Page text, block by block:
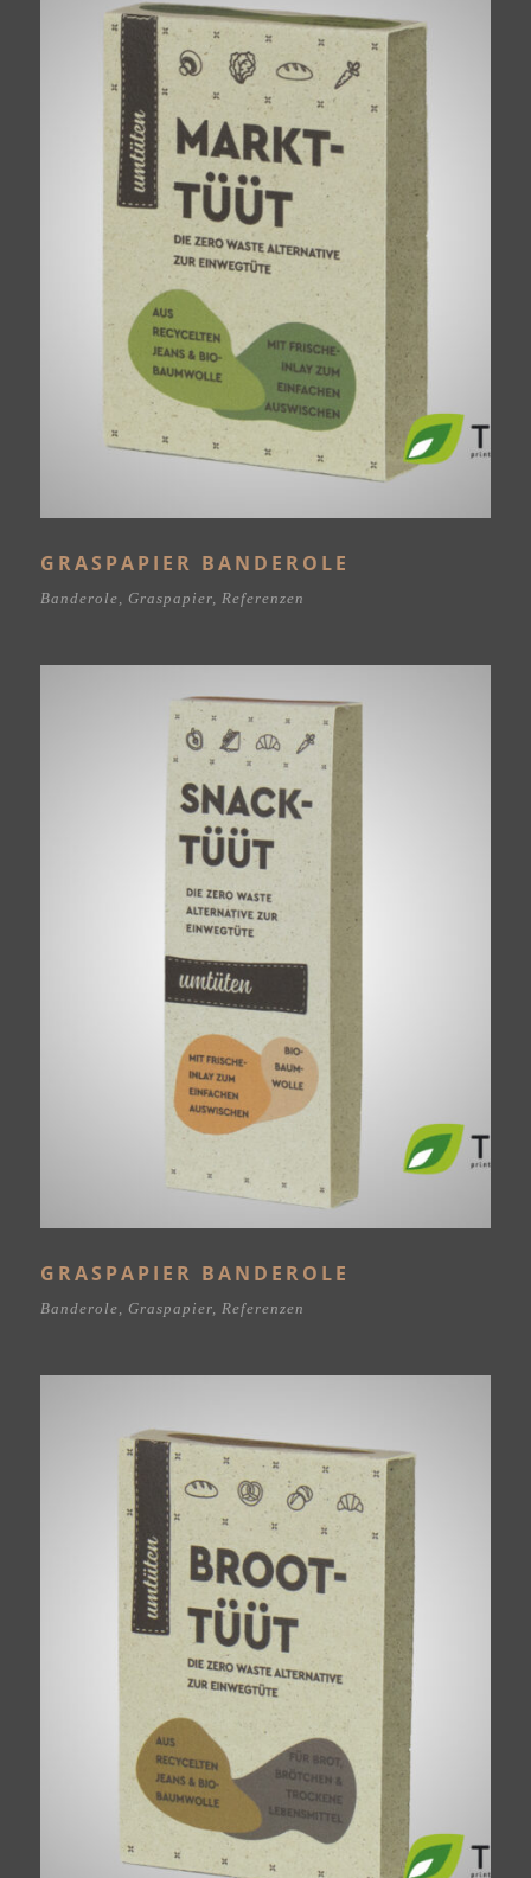
GRASPAPIER BANDEROLE
Banderole, Graspapier, Referenzen
GRASPAPIER BANDEROLE
Banderole, Graspapier, Referenzen